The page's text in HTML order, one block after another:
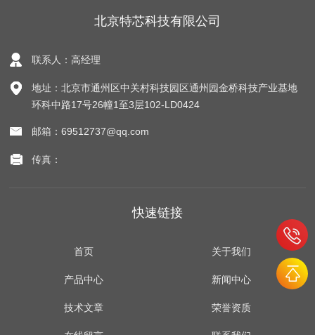
北京特芯科技有限公司
联系人：高经理
地址：北京市通州区中关村科技园区通州园金桥科技产业基地
环科中路17号26幢1至3层102-LD0424
邮箱：69512737@qq.com
传真：
快速链接
首页 关于我们
产品中心 新闻中心
技术文章 荣誉资质